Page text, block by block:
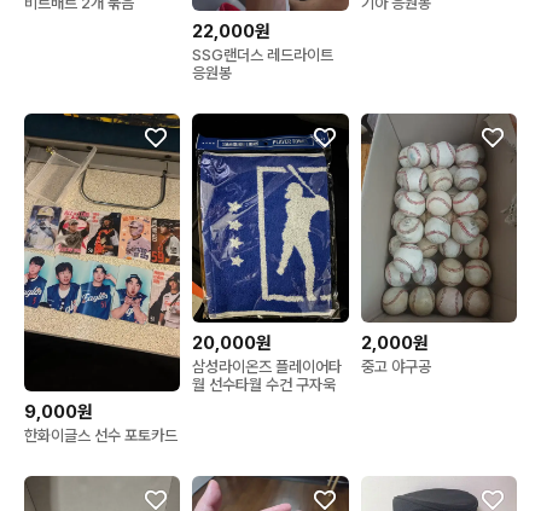
22,000원
SSG랜더스 레드라이트
응원봉
9,000원
한화이글스 선수 포토카드
20,000원
삼성라이온즈 플레이어타
월 선수타월 수건 구자욱
2,000원
중고 야구공